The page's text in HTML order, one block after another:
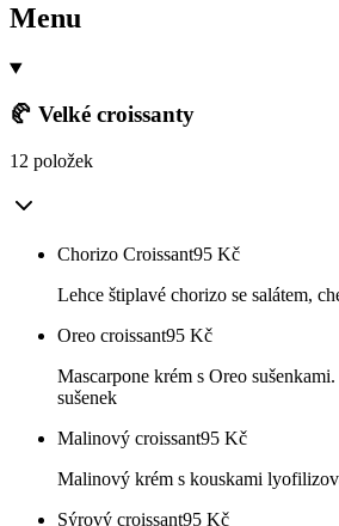
Menu
🥐 Velké croissanty
12 položek
Chorizo Croissant95 Kč
Lehce štiplavé chorizo se salátem,
Oreo croissant95 Kč
Mascarpone krém s Oreo
sušenek
Malinový croissant95 Kč
Malinový krém s kouskami
Sýrový croissant95 Kč